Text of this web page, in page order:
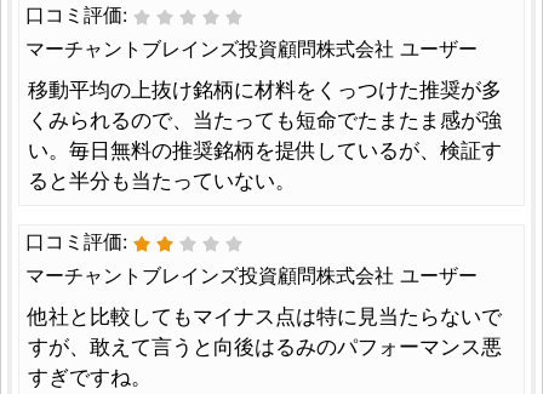
口コミ評価:
マーチャントブレインズ投資顧問株式会社 ユーザー
移動平均の上抜け銘柄に材料をくっつけた推奨が多
くみられるので、当たっても短命でたまたま感が強
い。毎日無料の推奨銘柄を提供しているが、検証す
ると半分も当たっていない。
口コミ評価:
マーチャントブレインズ投資顧問株式会社 ユーザー
他社と比較してもマイナス点は特に見当たらないで
すが、敢えて言うと向後はるみのパフォーマンス悪
すぎですね。